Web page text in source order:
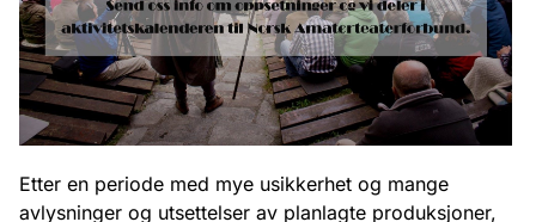
Etter en periode med mye usikkerhet og mange
avlysninger og utsettelser av planlagte produksjoner,